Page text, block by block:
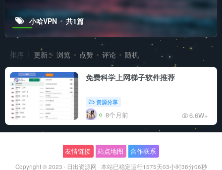
小哈VPN 共1篇
排序 更新 浏览 点赞 评论 随机
免费科学上网梯子软件推荐
资源分享
8个月前 6.6W+
友情链接 站点地图 合作联系
Copyright © 2023 · 日出资源网 · 本站已稳定运行1575天03小时38分06秒